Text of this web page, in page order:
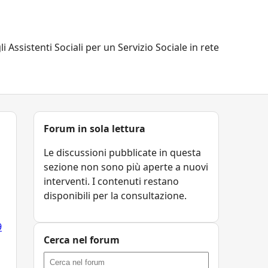
Assistenti Sociali per un Servizio Sociale in rete
Forum in sola lettura
Le discussioni pubblicate in questa
sezione non sono più aperte a nuovi
interventi. I contenuti restano
disponibili per la consultazione.
Cerca nel forum